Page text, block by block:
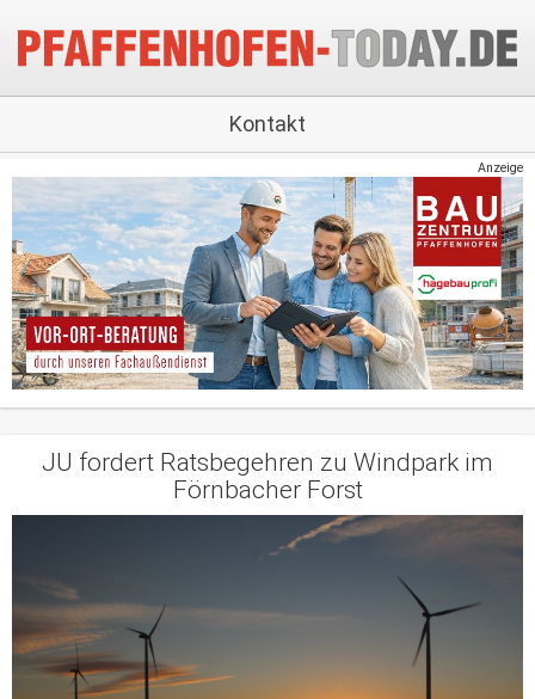
Kontakt
Anzeige
JU fordert Ratsbegehren zu Windpark im
Förnbacher Forst